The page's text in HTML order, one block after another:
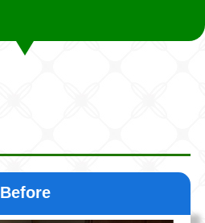
Before